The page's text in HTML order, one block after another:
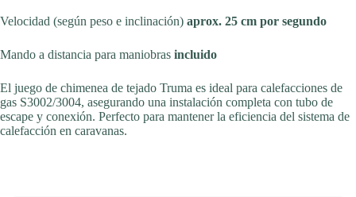
Velocidad (según peso e inclinación) aprox. 25 cm por segundo
Mando a distancia para maniobras incluido
El juego de chimenea de tejado Truma es ideal para calefacciones de
gas S3002/3004, asegurando una instalación completa con tubo de
escape y conexión. Perfecto para mantener la eficiencia del sistema de
calefacción en caravanas.